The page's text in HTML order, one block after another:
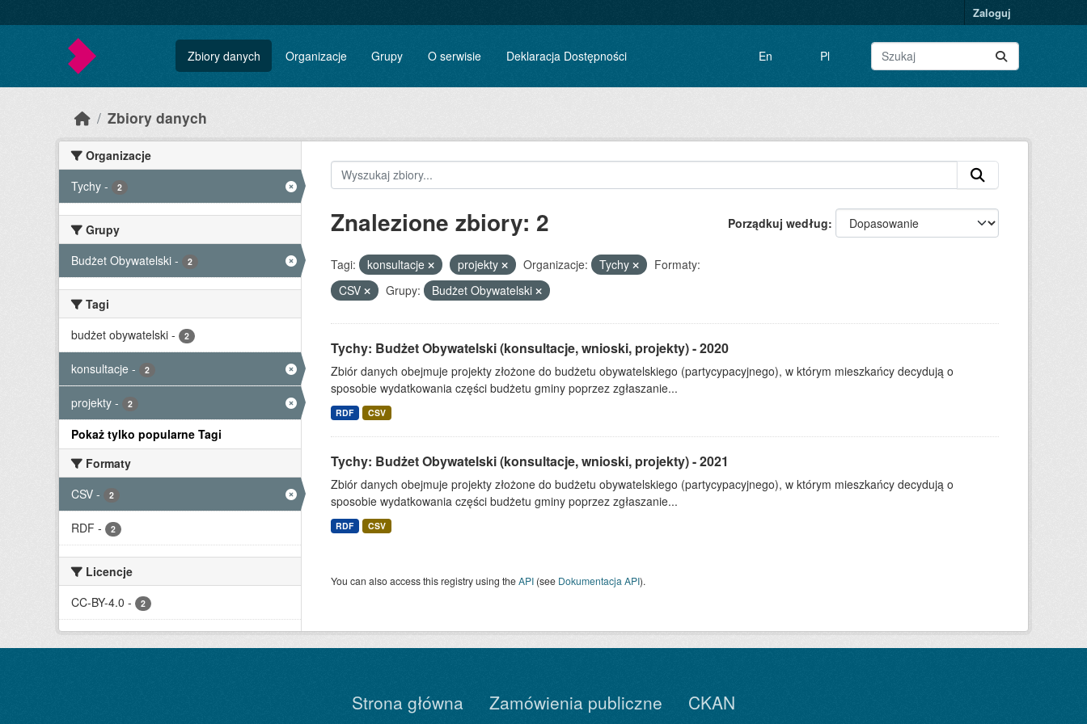
Zaloguj
Zbiory danych Organizacje Grupy O serwisie Deklaracja Dostępności En Pl
Zbiory danych
Organizacje
Tychy - 2
Grupy
Budżet Obywatelski - 2
Tagi
budżet obywatelski - 2
konsultacje - 2
projekty - 2
Pokaż tylko popularne Tagi
Formaty
CSV - 2
RDF - 2
Licencje
CC-BY-4.0 - 2
Porządkuj według
Znalezione zbiory: 2
Tagi: konsultacje projekty Organizacje: Tychy
Formaty:
CSV
Grupy: Budżet Obywatelski
Tychy: Budżet Obywatelski (konsultacje, wnioski, projekty) - 2020
Zbiór danych obejmuje projekty złożone do budżetu obywatelskiego (partycypacyjnego), w którym mieszkańcy decydują o
sposobie wydatkowania części budżetu gminy poprzez zgłaszanie...
RDF CSV
Tychy: Budżet Obywatelski (konsultacje, wnioski, projekty) - 2021
Zbiór danych obejmuje projekty złożone do budżetu obywatelskiego (partycypacyjnego), w którym mieszkańcy decydują o
sposobie wydatkowania części budżetu gminy poprzez zgłaszanie...
RDF CSV
You can also access this registry using theAPI(see Dokumentacja API).
Strona główna Zamówienia publiczne CKAN